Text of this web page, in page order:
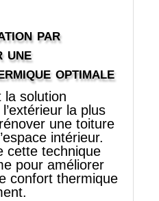
par
une
optimale
la solution
la plus
une toiture
intérieur.
cette technique
pour améliorer
confort thermique